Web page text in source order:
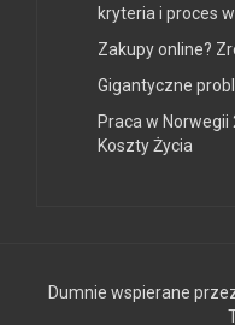
kryteria i proces
Zakupy online?
Gigantyczne
Praca w Norwegii
Koszty Życia
Dumnie wspierane